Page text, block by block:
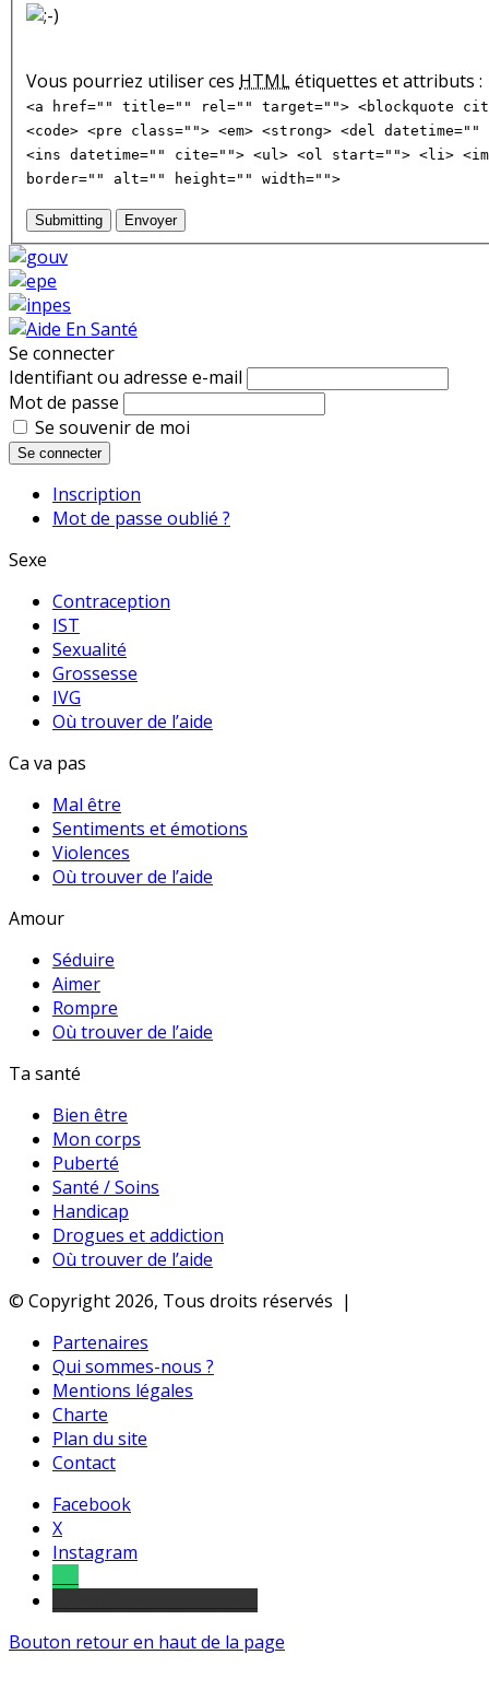
Vous pourriez utiliser ces HTMLétiquettes et attributs :
<a href="" title="" rel="" target=""> <blockquote
<code> <pre class=""> <em> <strong> <del
<ins datetime="" cite=""> <ul> <ol start=""> <li>
border="" alt="" height="" width="">
Submitting Envoyer
Se connecter
Identifiant ou adresse e-mail
Mot de passe
Se souvenir de moi
Se connecter
Inscription
Mot de passe oublié ?
Sexe
Contraception
IST
Sexualité
Grossesse
IVG
Où trouver de l’aide
Ca va pas
Mal être
Sentiments et émotions
Violences
Où trouver de l’aide
Amour
Séduire
Aimer
Rompre
Où trouver de l’aide
Ta santé
Bien être
Mon corps
Puberté
Santé / Soins
Handicap
Drogues et addiction
Où trouver de l’aide
© Copyright 2026, Tous droits réservés |
Partenaires
Qui sommes-nous ?
Mentions légales
Charte
Plan du site
Contact
Facebook
X
Instagram
Bouton retour en haut de la page